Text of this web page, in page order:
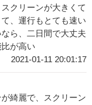
クリーンが大きくて
、運行もとても速い
ら、二日間で大丈夫
が高い
2021-01-11 20:01:17
綺麗で、スクリーン